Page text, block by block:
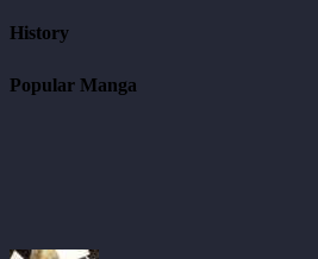
History
Popular Manga